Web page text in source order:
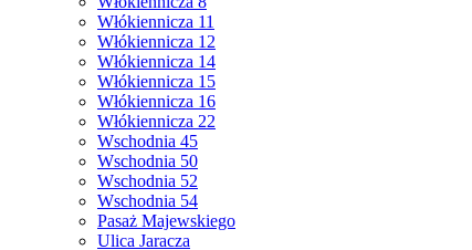
Włókiennicza 11
Włókiennicza 12
Włókiennicza 14
Włókiennicza 15
Włókiennicza 16
Włókiennicza 22
Wschodnia 45
Wschodnia 50
Wschodnia 52
Wschodnia 54
Pasaż Majewskiego
Ulica Jaracza